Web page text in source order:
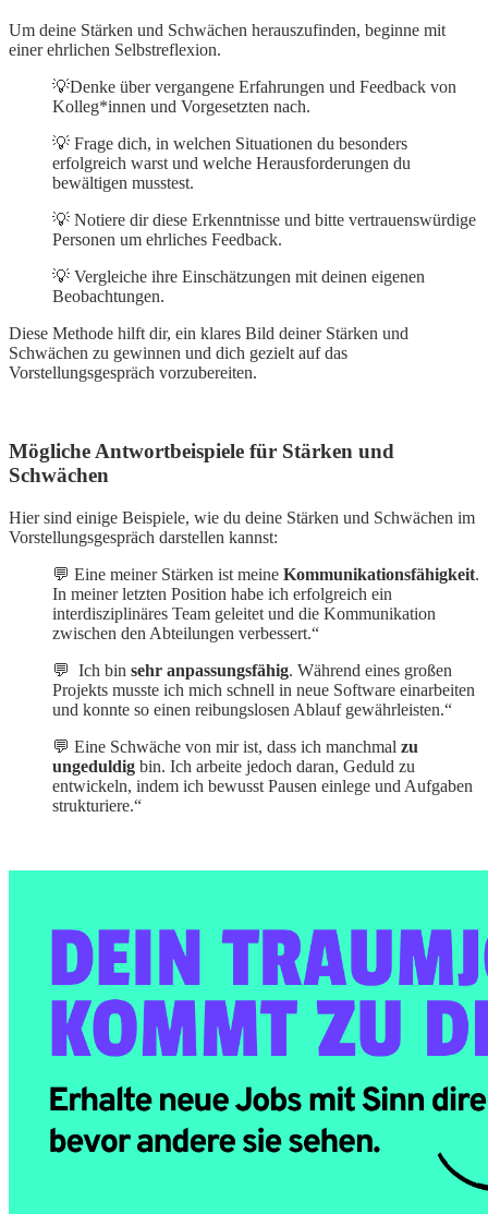
Um deine Stärken und Schwächen herauszufinden, beginne mit
einer ehrlichen Selbstreflexion.
💡Denke über vergangene Erfahrungen und Feedback von
Kolleg*innen und Vorgesetzten nach.
💡 Frage dich, in welchen Situationen du besonders
erfolgreich warst und welche Herausforderungen du
bewältigen musstest.
💡 Notiere dir diese Erkenntnisse und bitte vertrauenswürdige
Personen um ehrliches Feedback.
💡 Vergleiche ihre Einschätzungen mit deinen eigenen
Beobachtungen.
Diese Methode hilft dir, ein klares Bild deiner Stärken und
Schwächen zu gewinnen und dich gezielt auf das
Vorstellungsgespräch vorzubereiten.
Mögliche Antwortbeispiele für Stärken und
Schwächen
Hier sind einige Beispiele, wie du deine Stärken und Schwächen im
Vorstellungsgespräch darstellen kannst:
💬 Eine meiner Stärken ist meine Kommunikationsfähigkeit.
In meiner letzten Position habe ich erfolgreich ein
interdisziplinäres Team geleitet und die Kommunikation
zwischen den Abteilungen verbessert.“
💬 Ich bin sehr anpassungsfähig. Während eines großen
Projekts musste ich mich schnell in neue Software einarbeiten
und konnte so einen reibungslosen Ablauf gewährleisten.“
💬 Eine Schwäche von mir ist, dass ich manchmal zu
ungeduldig bin. Ich arbeite jedoch daran, Geduld zu
entwickeln, indem ich bewusst Pausen einlege und Aufgaben
strukturiere.“